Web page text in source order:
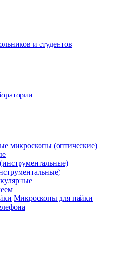
и студентов
микроскопы (оптические)
Микроскопы для пайки